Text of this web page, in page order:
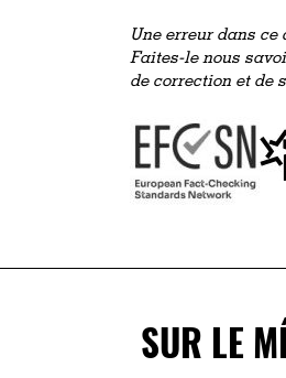
Une erreur dans ce
Faites-le nous
de correction et de
SUR LE